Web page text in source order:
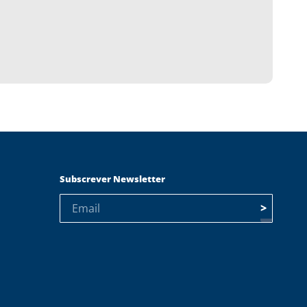
Subscrever Newsletter
>